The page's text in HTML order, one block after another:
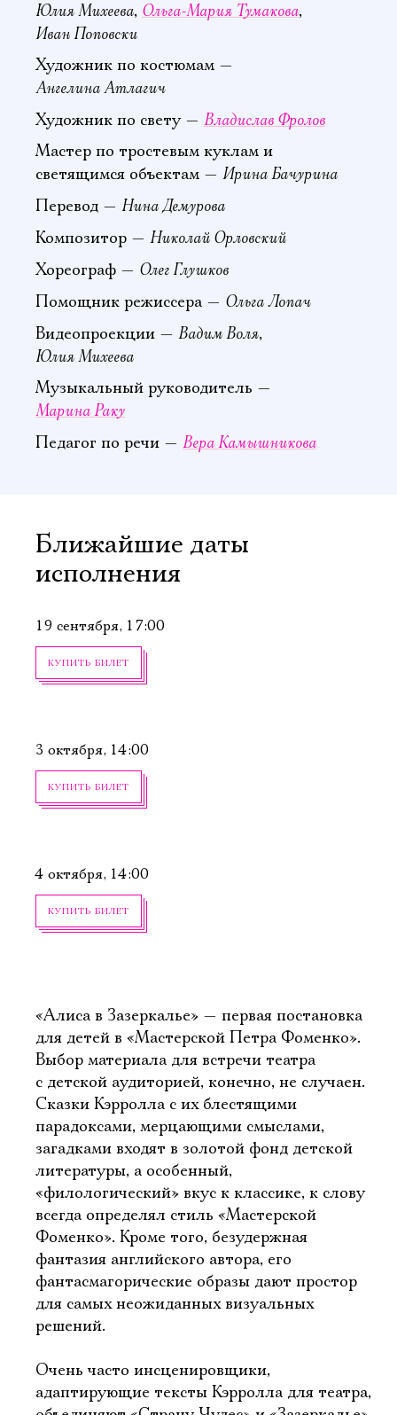
Юлия Михеева, Ольга-Мария Тумакова,
Иван Поповски
Художник по костюмам —
Ангелина Атлагич
Художник по свету — Владислав Фролов
Мастер по тростевым куклам и
светящимся объектам — Ирина Бачурина
Перевод — Нина Демурова
Композитор — Николай Орловский
Хореограф — Олег Глушков
Помощник режиссера — Ольга Лопач
Видеопроекции — Вадим Воля,
Юлия Михеева
Музыкальный руководитель —
Марина Раку
Педагог по речи — Вера Камышникова
Ближайшие даты
исполнения
19 сентября, 17:00
КУПИТЬ БИЛЕТ
3 октября, 14:00
КУПИТЬ БИЛЕТ
4 октября, 14:00
КУПИТЬ БИЛЕТ
«Алиса в Зазеркалье» — первая постановка
для детей в «Мастерской Петра Фоменко».
Выбор материала для встречи театра
с детской аудиторией, конечно, не случаен.
Сказки Кэрролла с их блестящими
парадоксами, мерцающими смыслами,
загадками входят в золотой фонд детской
литературы, а особенный,
«филологический» вкус к классике, к слову
всегда определял стиль «Мастерской
Фоменко». Кроме того, безудержная
фантазия английского автора, его
фантасмагорические образы дают простор
для самых неожиданных визуальных
решений.
Очень часто инсценировщики,
адаптирующие тексты Кэрролла для театра,